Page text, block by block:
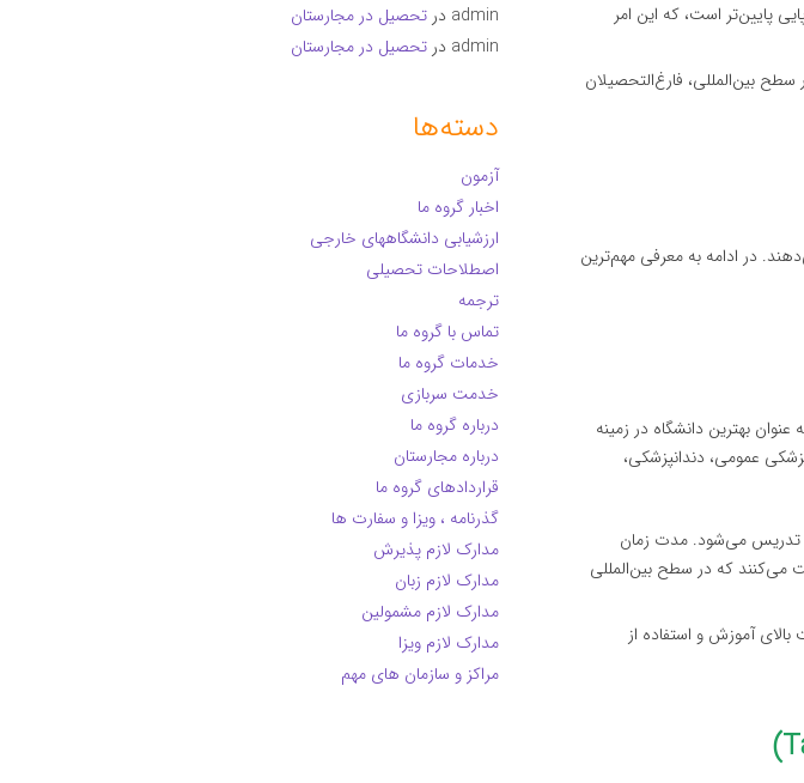
پایین‌تر است، که این امر
بین‌المللی، فارغ‌التحصیلان
در ادامه به معرفی مهم‌ترین
استونی است که در سال ۱۶۳۲ تأسیس شده و به عنوان بهترین دانشگاه در زمینه
عمومی، دندانپزشکی،
تدریس می‌شود. مدت زمان
که در سطح بین‌المللی
بالای آموزش و استفاده از
admin در تحصیل در مجارستان
admin در تحصیل در مجارستان
دسته‌ها
آزمون
اخبار گروه ما
ارزشیابی دانشگاههای خارجی
اصطلاحات تحصیلی
ترجمه
تماس با گروه ما
خدمات گروه ما
خدمت سربازی
درباره گروه ما
درباره مجارستان
قراردادهای گروه ما
گذرنامه ، ویزا و سفارت ها
مدارک لازم پذیرش
مدارک لازم زبان
مدارک لازم مشمولین
مدارک لازم ویزا
مراکز و سازمان های مهم